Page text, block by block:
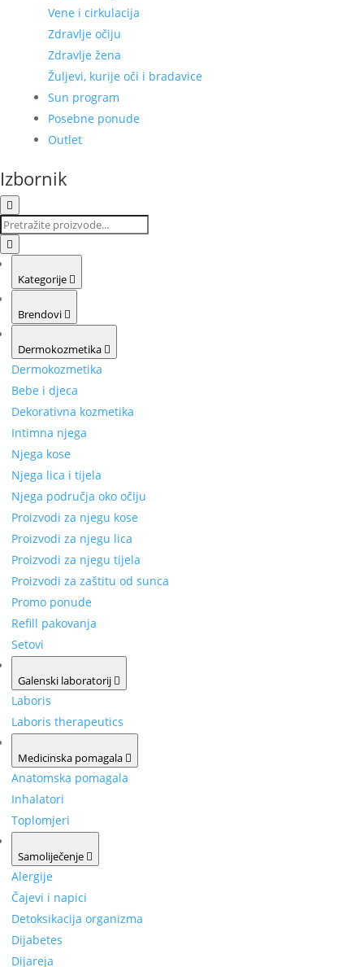
Vene i cirkulacija
Zdravlje očiju
Zdravlje žena
Žuljevi, kurije oči i bradavice
Sun program
Posebne ponude
Outlet
Izbornik
Kategorije
Brendovi
Dermokozmetika
Dermokozmetika
Bebe i djeca
Dekorativna kozmetika
Intimna njega
Njega kose
Njega lica i tijela
Njega područja oko očiju
Proizvodi za njegu kose
Proizvodi za njegu lica
Proizvodi za njegu tijela
Proizvodi za zaštitu od sunca
Promo ponude
Refill pakovanja
Setovi
Galenski laboratorij
Laboris
Laboris therapeutics
Medicinska pomagala
Anatomska pomagala
Inhalatori
Toplomjeri
Samoliječenje
Alergije
Čajevi i napici
Detoksikacija organizma
Dijabetes
Dijareja